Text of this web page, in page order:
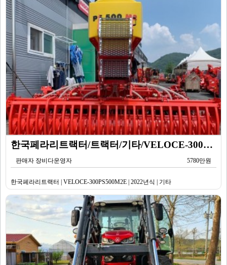
한국페라리트랙터/트랙터/기타/VELOCE-300PS500M2E/2022년식
판매자 장비다운영자 5780만원
한국페라리트랙터 | VELOCE-300PS500M2E | 2022년식 | 기타